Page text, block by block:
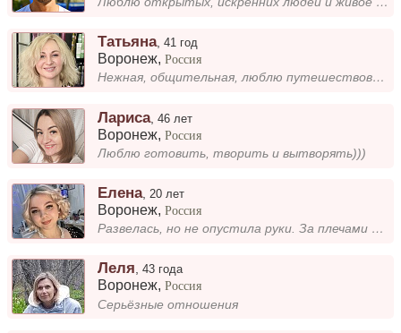
Татьяна,41 год
Воронеж,Россия
Нежная, общительная, люблю путешествовать, животных и природу. Ищу человека, с родственной душой и похожими интересами а...
Лариса,46 лет
Воронеж,Россия
Люблю готовить, творить и вытворять)))
Eлена, 20 лет
Воронеж,Россия
Развелась, но не опустила руки. За плечами — опыт, сила, желание жить полноценной жизнью. Не боюсь начинать всё с чистог...
Леля,43 года
Воронеж,Россия
Серьёзные отношения